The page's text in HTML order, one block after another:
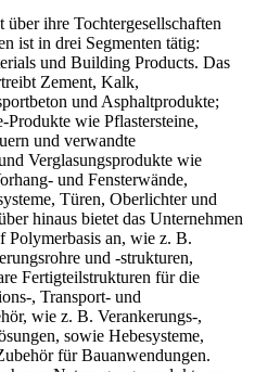
ihre Tochtergesellschaften
ist in drei Segmenten tätig:
und Building Products. Das
Zement, Kalk,
und Asphaltprodukte;
wie Pflastersteine,
und verwandte
Verglasungsprodukte wie
und Fensterwände,
Türen, Oberlichter und
hinaus bietet das Unternehmen
Polymerbasis an, wie z. B.
und -strukturen,
Fertigteilstrukturen für die
, Transport- und
wie z. B. Verankerungs-,
sowie Hebesysteme,
für Bauanwendungen.